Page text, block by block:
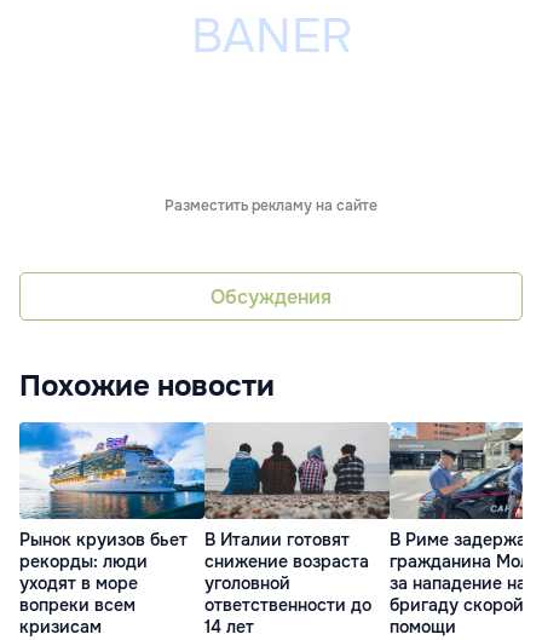
Разместить рекламу на сайте
Обсуждения
Похожие новости
Рынок круизов бьет
рекорды: люди
уходят в море
вопреки всем
кризисам
В Италии готовят
снижение возраста
уголовной
ответственности до
14 лет
В Риме
гражданина
за нападение на
бригаду скорой
помощи